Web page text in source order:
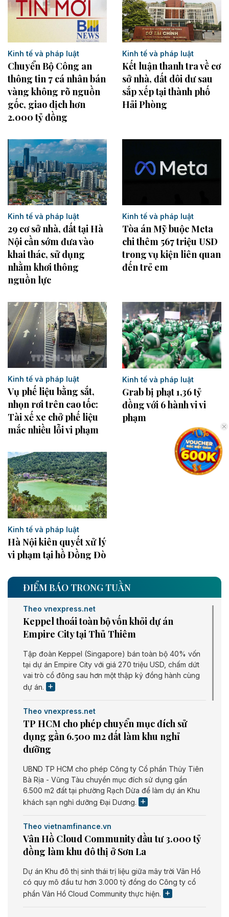
Kinh tế và pháp luật
Chuyển Bộ Công an
thông tin 7 cá nhân bán
vàng không rõ nguồn
gốc, giao dịch hơn
2.000 tỷ đồng
Kinh tế và pháp luật
Kết luận thanh tra về cơ
sở nhà, đất dôi dư sau
sắp xếp tại thành phố
Hải Phòng
Kinh tế và pháp luật
29 cơ sở nhà, đất tại Hà
Nội cần sớm đưa vào
khai thác, sử dụng
nhằm khơi thông
nguồn lực
Kinh tế và pháp luật
Tòa án Mỹ buộc Meta
chi thêm 567 triệu USD
trong vụ kiện liên quan
đến trẻ em
Kinh tế và pháp luật
Vụ phế liệu bằng sắt,
nhọn rơi trên cao tốc:
Tài xế xe chở phế liệu
mắc nhiều lỗi vi phạm
Kinh tế và pháp luật
Grab bị phạt 1,36 tỷ
đồng với 6 hành vi vi
phạm
Kinh tế và pháp luật
Hà Nội kiên quyết xử lý
vi phạm tại hồ Đồng Đò
ĐIỂM BÁO TRONG TUẦN
Theo vnexpress.net
Keppel thoái toàn bộ vốn khỏi dự án
Empire City tại Thủ Thiêm
Tập đoàn Keppel (Singapore) bán toàn bộ 40% vốn
tại dự án Empire City với giá 270 triệu USD, chấm dứt
vai trò cổ đông sau hơn một thập kỷ đồng hành cùng
dự án.
Theo vnexpress.net
TP HCM cho phép chuyển mục đích sử
dụng gần 6.500 m2 đất làm khu nghỉ
dưỡng
UBND TP HCM cho phép Công ty Cổ phần Thủy Tiên
Bà Rịa - Vũng Tàu chuyển mục đích sử dụng gần
6.500 m2 đất tại phường Rạch Dừa để làm dự án Khu
khách sạn nghỉ dưỡng Đại Dương.
Theo vietnamfinance.vn
Vân Hồ Cloud Community đầu tư 3.000 tỷ
đồng làm khu đô thị ở Sơn La
Dự án Khu đô thị sinh thái trị liệu giữa mây trời Vân Hồ
có quy mô đầu tư hơn 3.000 tỷ đồng do Công ty cổ
phần Vân Hồ Cloud Community thực hiện.